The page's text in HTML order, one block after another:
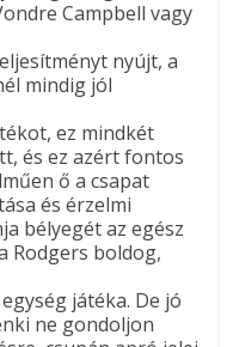
Campbell vagy
nyújt, a
mindig jól
ez mindkét
és ez azért fontos
ő a csapat
és érzelmi
bélyegét az egész
Rodgers boldog,
játéka. De jó
ne gondoljon